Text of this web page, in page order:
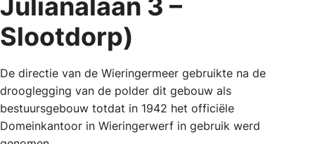
Julianalaan 3 –
Slootdorp)
De directie van de Wieringermeer gebruikte na de
drooglegging van de polder dit gebouw als
bestuursgebouw totdat in 1942 het officiële
Domeinkantoor in Wieringerwerf in gebruik werd